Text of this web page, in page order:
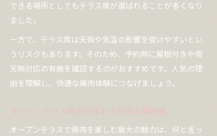
できる場所としてもテラス席が選ばれることが多くなり
ました。
一方で、テラス席は天候や気温の影響を受けやすいとい
うリスクもあります。そのため、予約時に屋根付きや雨
天時対応の有無を確認するのがおすすめです。人気の理
由を理解し、快適な焼肉体験につなげましょう。
オープンテラス焼肉で味わう特別な開放感
オープンテラスで焼肉を楽しむ最大の魅力は、何と言っ